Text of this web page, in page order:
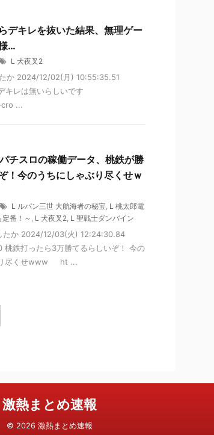
デキレを抜いた結果、無理ゲー
…
L 犬夜叉2
か 2024/12/02(月) 10:55:35.51
キレは無いらしいです
...
チスロの稼働データ、桃鉄が勝
！今のうちにしゃぶり尽くせｗ
L ルパン三世 大航海者の秘宝, L 桃太郎電
番！～ , L 犬夜叉2, L 聖戦士ダンバイン
たか 2024/12/03(火) 12:24:30.84
桃鉄打ったら3万勝てるらしいぞ！ 今の
り尽くせwww ht ...
激熱まとめ速報
© 2026 激熱まとめ速報